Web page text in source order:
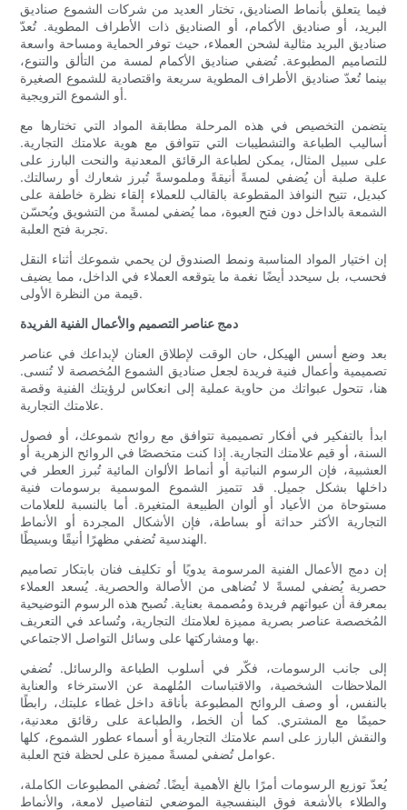
فيما يتعلق بأنماط الصناديق، تختار العديد من شركات الشموع صناديق
البريد، أو صناديق الأكمام، أو الصناديق ذات الأطراف المطوية. تُعدّ
صناديق البريد مثالية لشحن العملاء، حيث توفر الحماية ومساحة واسعة
للتصاميم المطبوعة. تُضفي صناديق الأكمام لمسة من التألق والتنوع،
بينما تُعدّ صناديق الأطراف المطوية سريعة واقتصادية للشموع الصغيرة
أو الشموع الترويجية.
يتضمن التخصيص في هذه المرحلة مطابقة المواد التي تختارها مع
أساليب الطباعة والتشطيبات التي تتوافق مع هوية علامتك التجارية.
على سبيل المثال، يمكن لطباعة الرقائق المعدنية والنحت البارز على
علبة صلبة أن يُضفي لمسةً أنيقةً وملموسةً تُبرز شعارك أو رسالتك.
كبديل، تتيح النوافذ المقطوعة بالقالب للعملاء إلقاء نظرة خاطفة على
الشمعة بالداخل دون فتح العبوة، مما يُضفي لمسةً من التشويق ويُحسّن
تجربة فتح العلبة.
إن اختيار المواد المناسبة ونمط الصندوق لن يحمي شموعك أثناء النقل
فحسب، بل سيحدد أيضًا نغمة ما يتوقعه العملاء في الداخل، مما يضيف
قيمة من النظرة الأولى.
دمج عناصر التصميم والأعمال الفنية الفريدة
بعد وضع أسس الهيكل، حان الوقت لإطلاق العنان لإبداعك في عناصر
تصميمية وأعمال فنية فريدة لجعل صناديق الشموع المُخصصة لا تُنسى.
هنا، تتحول عبواتك من حاوية عملية إلى انعكاس لرؤيتك الفنية وقصة
علامتك التجارية.
ابدأ بالتفكير في أفكار تصميمية تتوافق مع روائح شموعك، أو فصول
السنة، أو قيم علامتك التجارية. إذا كنت متخصصًا في الروائح الزهرية أو
العشبية، فإن الرسوم النباتية أو أنماط الألوان المائية تُبرز العطر في
داخلها بشكل جميل. قد تتميز الشموع الموسمية برسومات فنية
مستوحاة من الأعياد أو ألوان الطبيعة المتغيرة. أما بالنسبة للعلامات
التجارية الأكثر حداثة أو بساطة، فإن الأشكال المجردة أو الأنماط
الهندسية تُضفي مظهرًا أنيقًا وبسيطًا.
إن دمج الأعمال الفنية المرسومة يدويًا أو تكليف فنان بابتكار تصاميم
حصرية يُضفي لمسةً لا تُضاهى من الأصالة والحصرية. يُسعد العملاء
بمعرفة أن عبواتهم فريدة ومُصممة بعناية. تُصبح هذه الرسوم التوضيحية
المُخصصة عناصر بصرية مميزة لعلامتك التجارية، وتُساعد في التعريف
بها ومشاركتها على وسائل التواصل الاجتماعي.
إلى جانب الرسومات، فكّر في أسلوب الطباعة والرسائل. تُضفي
الملاحظات الشخصية، والاقتباسات المُلهمة عن الاسترخاء والعناية
بالنفس، أو وصف الروائح المطبوعة بأناقة داخل غطاء علبتك، رابطًا
حميمًا مع المشتري. كما أن الخط، والطباعة على رقائق معدنية،
والنقش البارز على اسم علامتك التجارية أو أسماء عطور الشموع، كلها
عوامل تُضفي لمسةً مميزة على لحظة فتح العلبة.
يُعدّ توزيع الرسومات أمرًا بالغ الأهمية أيضًا. تُضفي المطبوعات الكاملة،
والطلاء بالأشعة فوق البنفسجية الموضعي لتفاصيل لامعة، والأنماط